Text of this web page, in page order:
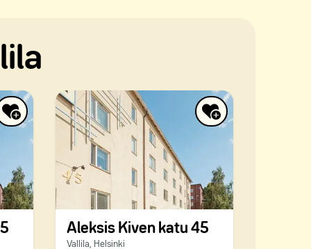
Aleksis Kiven katu 45
Vallila, Helsinki